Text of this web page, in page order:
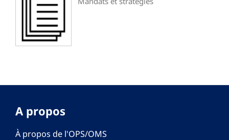
A propos
À propos de l'OPS/OMS